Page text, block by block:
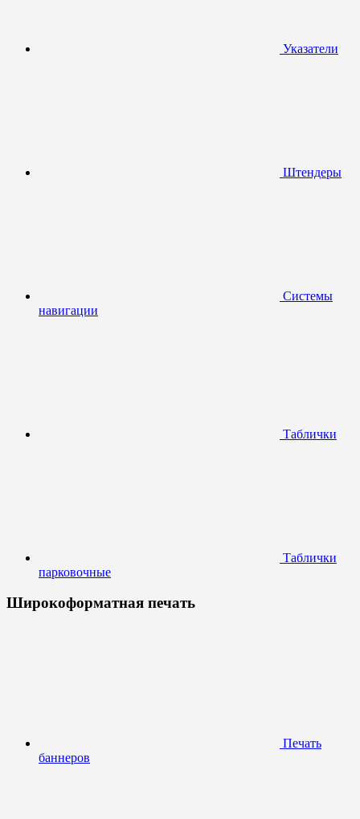
Указатели
Штендеры
Системы
навигации
Таблички
Таблички
парковочные
Широкоформатная печать
Печать
баннеров